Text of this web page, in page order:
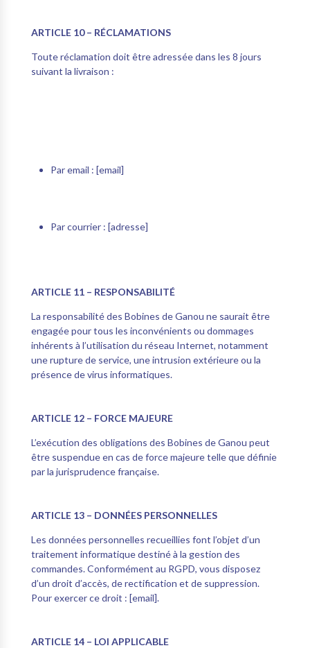
ARTICLE 10 – RÉCLAMATIONS
Toute réclamation doit être adressée dans les 8 jours
suivant la livraison :
Par email : [email]
Par courrier : [adresse]
ARTICLE 11 – RESPONSABILITÉ
La responsabilité des Bobines de Ganou ne saurait être
engagée pour tous les inconvénients ou dommages
inhérents à l’utilisation du réseau Internet, notamment
une rupture de service, une intrusion extérieure ou la
présence de virus informatiques.
ARTICLE 12 – FORCE MAJEURE
L’exécution des obligations des Bobines de Ganou peut
être suspendue en cas de force majeure telle que définie
par la jurisprudence française.
ARTICLE 13 – DONNÉES PERSONNELLES
Les données personnelles recueillies font l’objet d’un
traitement informatique destiné à la gestion des
commandes. Conformément au RGPD, vous disposez
d’un droit d’accès, de rectification et de suppression.
Pour exercer ce droit : [email].
ARTICLE 14 – LOI APPLICABLE